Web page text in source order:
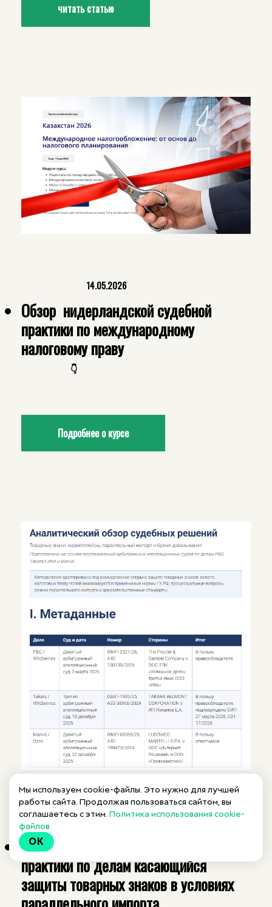
читать статью
14.05.2026
Обзор нидерландской судебной
практики по международному
налоговому праву
👇
Подробнее о курсе
29.04.2026
Аналитический обзор судебной
практики по делам касающийся
защиты товарных знаков в условиях
Мы используем cookie-файлы. Это нужно для лучшей
работы сайта. Продолжая пользоваться сайтом, вы
соглашаетесь с этим. Политика использования cookie-
файлов
OK